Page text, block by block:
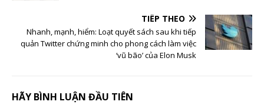
TIẾP THEO
Nhanh, mạnh, hiểm: Loạt quyết sách sau khi tiếp
quản Twitter chứng minh cho phong cách làm việc
‘vũ bão’ của Elon Musk
HÃY BÌNH LUẬN ĐẦU TIÊN